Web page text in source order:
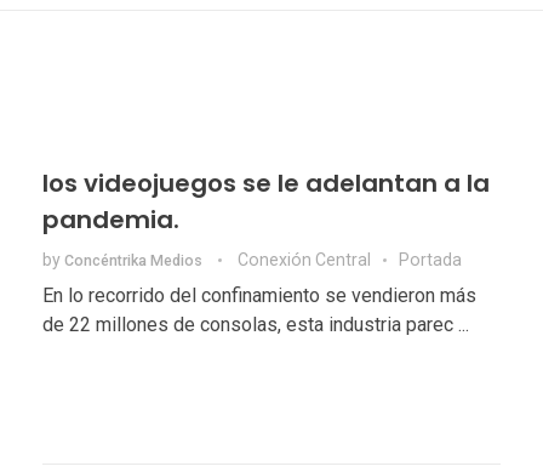
los videojuegos se le adelantan a la
pandemia.
by Concéntrika Medios Conexión Central Portada
En lo recorrido del confinamiento se vendieron más
de 22 millones de consolas, esta industria parec ...